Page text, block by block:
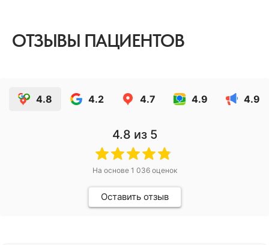
ОТЗЫВЫ ПАЦИЕНТОВ
4.8 4.2 4.7 4.9 4.9
4.8 из 5
На основе 1 036оценок
Оставить отзыв